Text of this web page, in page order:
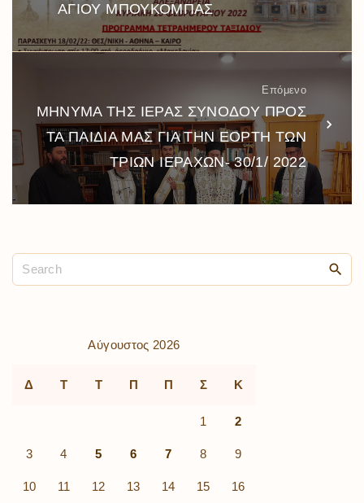
ΑΓΙΟΥ ΜΠΟΥΚΟΜΠΑΣ
Επόμενο
ΜΗΝΥΜΑ ΤΗΣ ΙΕΡΑΣ ΣΥΝΟΔΟΥ ΠΡΟΣ
ΤΑ ΠΑΙΔΙΑ ΜΑΣ ΓΙΑ ΤΗΝ ΕΟΡΤΗ ΤΩΝ
ΤΡΙΩΝ ΙΕΡΑΧΩΝ- 30/1/ 2022
Αύγουστος 2026
Δ Τ Τ Π Π Σ Κ
1 2
3 4 5 6 7 8 9
10 11 12 13 14 15 16